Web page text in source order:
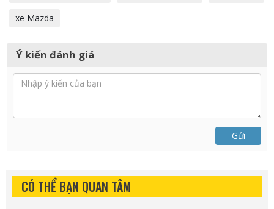
xe Mazda
Ý kiến đánh giá
Gửi
CÓ THỂ BẠN QUAN TÂM